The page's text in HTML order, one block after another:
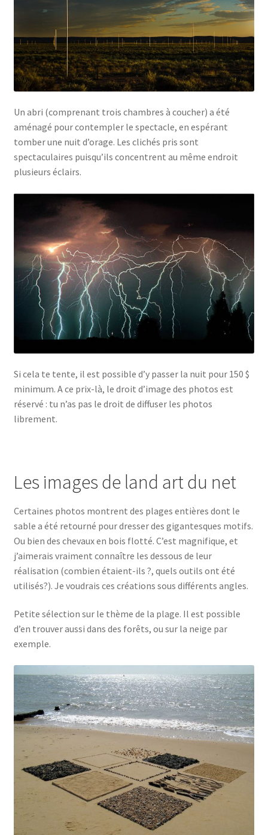
Un abri (comprenant trois chambres à coucher) a été
aménagé pour contempler le spectacle, en espérant
tomber une nuit d’orage. Les clichés pris sont
spectaculaires puisqu’ils concentrent au même endroit
plusieurs éclairs.
Si cela te tente, il est possible d’y passer la nuit pour 150 $
minimum. A ce prix-là, le droit d’image des photos est
réservé : tu n’as pas le droit de diffuser les photos
librement.
Les images de land art du net
Certaines photos montrent des plages entières dont le
sable a été retourné pour dresser des gigantesques motifs.
Ou bien des chevaux en bois flotté. C’est magnifique, et
j’aimerais vraiment connaître les dessous de leur
réalisation (combien étaient-ils ?, quels outils ont été
utilisés?). Je voudrais ces créations sous différents angles.
Petite sélection sur le thème de la plage. Il est possible
d’en trouver aussi dans des forêts, ou sur la neige par
exemple.